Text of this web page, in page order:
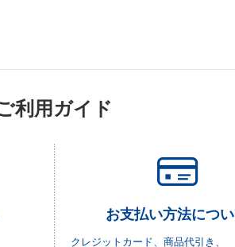
利用ガイド
お支払い方法につ
クレジットカード、商品代引き、